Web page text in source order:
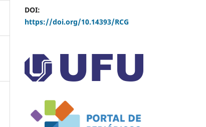
DOI:
https://doi.org/10.14393/RCG